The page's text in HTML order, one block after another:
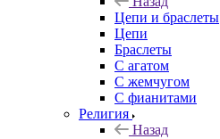
Цепи и браслеты
Цепи
Браслеты
С агатом
С жемчугом
С фианитами
Религия
Назад